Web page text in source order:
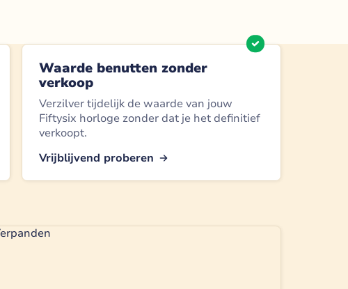
Waarde benutten zonder
verkoop
Verzilver tijdelijk de waarde van jouw
Fiftysix horloge zonder dat je het definitief
verkoopt.
Vrijblijvend proberen